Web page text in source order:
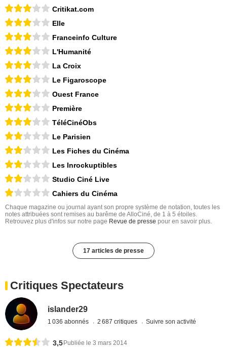
Critikat.com
Elle
Franceinfo Culture
L'Humanité
La Croix
Le Figaroscope
Ouest France
Première
TéléCinéObs
Le Parisien
Les Fiches du Cinéma
Les Inrockuptibles
Studio Ciné Live
Cahiers du Cinéma
Chaque magazine ou journal ayant son propre système de notation, toutes les
notes attribuées sont remises au barême de AlloCiné, de 1 à 5 étoiles.
Retrouvez plus d'infos sur notre page Revue de presse pour en savoir plus.
17 articles de presse
Critiques Spectateurs
islander29
1 036 abonnés 2 687 critiques Suivre son activité
3,5Publiée le 3 mars 2014